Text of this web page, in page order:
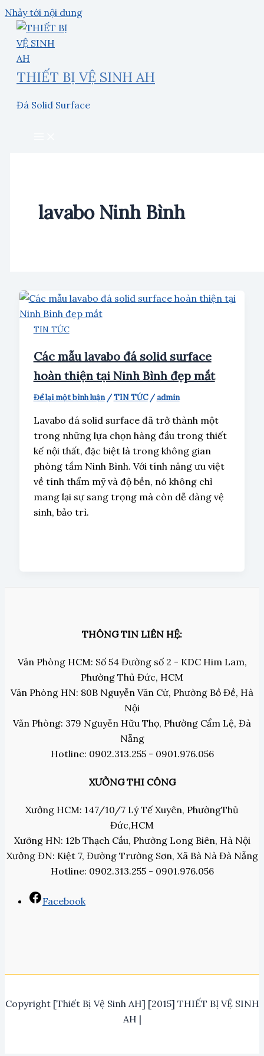
Nhảy tới nội dung
THIẾT BỊ VỆ SINH AH
Đá Solid Surface
lavabo Ninh Bình
TIN TỨC
Các mẫu lavabo đá solid surface
hoàn thiện tại Ninh Bình đẹp mắt
Để lại một bình luận /TIN TỨC/admin
Lavabo đá solid surface đã trở thành một
trong những lựa chọn hàng đầu trong thiết
kế nội thất, đặc biệt là trong không gian
phòng tắm Ninh Bình. Với tính năng ưu việt
về tính thẩm mỹ và độ bền, nó không chỉ
mang lại sự sang trọng mà còn dễ dàng vệ
sinh, bảo trì.
THÔNG TIN LIÊN HỆ:
Văn Phòng HCM: Số 54 Đường số 2 - KDC Him Lam,
Phường Thủ Đức, HCM
Văn Phòng HN: 80B Nguyễn Văn Cừ, Phường Bồ Đề, Hà
Nội
Văn Phòng: 379 Nguyễn Hữu Thọ, Phường Cẩm Lệ, Đà
Nẵng
Hotline: 0902.313.255 - 0901.976.056
XƯỞNG THI CÔNG
Xưởng HCM: 147/10/7 Lý Tế Xuyên, PhườngThủ
Đức,HCM
Xưởng HN: 12b Thạch Cầu, Phường Long Biên, Hà Nội
Xưởng ĐN: Kiệt 7, Đường Trường Sơn, Xã Bà Nà Đà Nẵng
Hotline: 0902.313.255 - 0901.976.056
Facebook
Copyright [Thiết Bị Vệ Sinh AH] [2015] THIẾT BỊ VỆ SINH
AH |